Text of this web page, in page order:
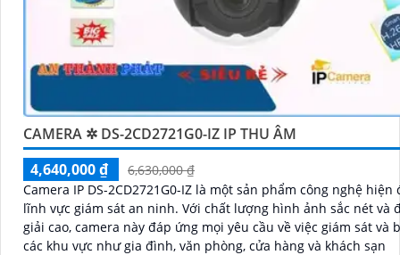
CAMERA ✲ DS-2CD2721G0-IZ IP THU ÂM
4,640,000 ₫
6,630,000 ₫
Camera IP DS-2CD2721G0-IZ là một sản phẩm công nghệ hiện
lĩnh vực giám sát an ninh. Với chất lượng hình ảnh sắc nét và độ phân
giải cao, camera này đáp ứng mọi yêu cầu về việc giám sát và
các khu vực như gia đình, văn phòng, cửa hàng và khách sạn